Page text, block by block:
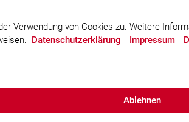
Verwendung von Cookies zu. Weitere
Datenschutzerklärung Impressum
Ablehnen